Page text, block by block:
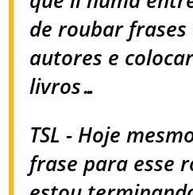
de roubar
autores e
livros…
TSL - Hoje
frase para esse